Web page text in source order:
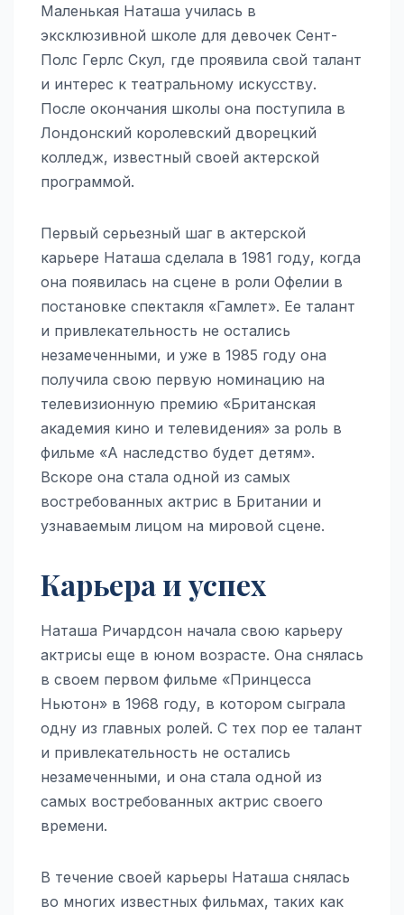
Маленькая Наташа училась в
эксклюзивной школе для девочек Сент-
Полс Герлс Скул, где проявила свой талант
и интерес к театральному искусству.
После окончания школы она поступила в
Лондонский королевский дворецкий
колледж, известный своей актерской
программой.
Первый серьезный шаг в актерской
карьере Наташа сделала в 1981 году, когда
она появилась на сцене в роли Офелии в
постановке спектакля «Гамлет». Ее талант
и привлекательность не остались
незамеченными, и уже в 1985 году она
получила свою первую номинацию на
телевизионную премию «Британская
академия кино и телевидения» за роль в
фильме «А наследство будет детям».
Вскоре она стала одной из самых
востребованных актрис в Британии и
узнаваемым лицом на мировой сцене.
Карьера и успех
Наташа Ричардсон начала свою карьеру
актрисы еще в юном возрасте. Она снялась
в своем первом фильме «Принцесса
Ньютон» в 1968 году, в котором сыграла
одну из главных ролей. С тех пор ее талант
и привлекательность не остались
незамеченными, и она стала одной из
самых востребованных актрис своего
времени.
В течение своей карьеры Наташа снялась
во многих известных фильмах, таких как